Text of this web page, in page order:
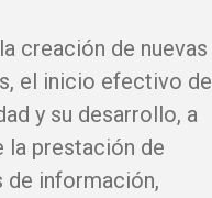
creación de nuevas
el inicio efectivo de
y su desarrollo, a
la prestación de
de información,